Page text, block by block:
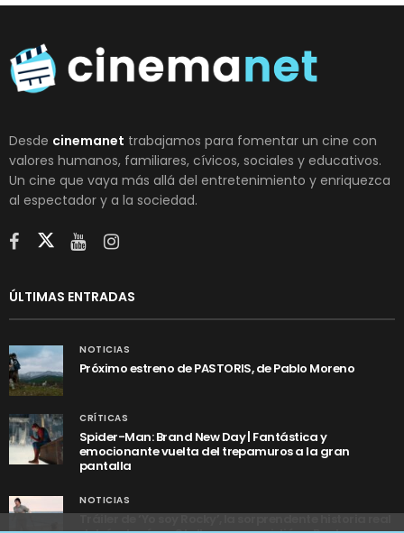
Desde cinemanet trabajamos para fomentar un cine con
valores humanos, familiares, cívicos, sociales y educativos.
Un cine que vaya más allá del entretenimiento y enriquezca
al espectador y a la sociedad.
ÚLTIMAS ENTRADAS
NOTICIAS
Próximo estreno de PASTORIS, de Pablo Moreno
CRÍTICAS
Spider-Man: Brand New Day | Fantástica y
emocionante vuelta del trepamuros a la gran
pantalla
NOTICIAS
Tráiler de ‘Yo soy Rocky’, la sorprendente historia real